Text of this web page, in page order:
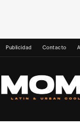
Publicidad Contacto